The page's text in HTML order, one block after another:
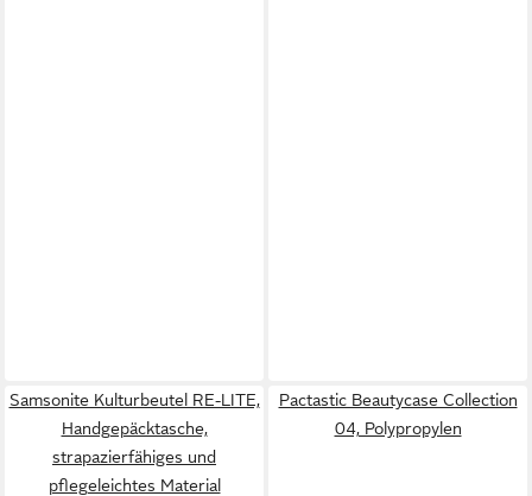
Samsonite Kulturbeutel RE-LITE,
Handgepäcktasche,
strapazierfähiges und
pflegeleichtes Material
Pactastic Beautycase Collection
04, Polypropylen